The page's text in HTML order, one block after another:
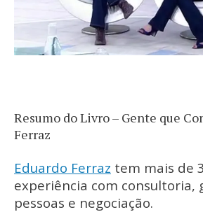
Resumo do Livro – Gente que
Ferraz
Eduardo Ferraz tem mais de
experiência com consultoria,
pessoas e negociação.